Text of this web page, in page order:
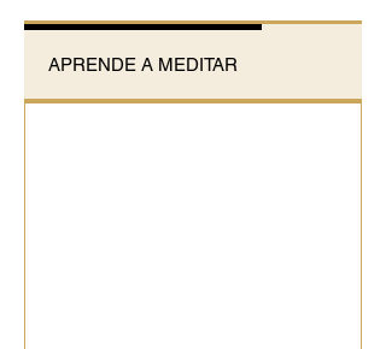
APRENDE A MEDITAR